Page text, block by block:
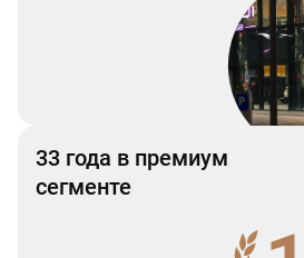
33 года в премиум
сегменте